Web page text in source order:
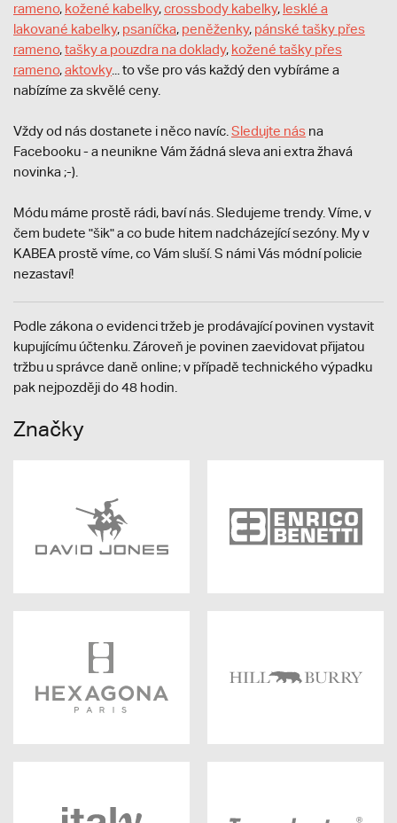
rameno, kožené kabelky,crossbody kabelky, lesklé a
lakované kabelky, psaníčka, peněženky, pánské tašky přes
rameno,tašky a pouzdra na doklady, kožené tašky přes
rameno,aktovky... to vše pro vás každý den vybíráme a
nabízíme za skvělé ceny.
Vždy od nás dostanete i něco navíc. Sledujte nás na
Facebooku - a neunikne Vám žádná sleva ani extra žhavá
novinka ;-).
Módu máme prostě rádi, baví nás. Sledujeme trendy. Víme, v
čem budete "šik" a co bude hitem nadcházející sezóny. My v
KABEA prostě víme, co Vám sluší. S námi Vás módní policie
nezastaví!
Podle zákona o evidenci tržeb je prodávající povinen vystavit
kupujícímu účtenku. Zároveň je povinen zaevidovat přijatou
tržbu u správce daně online; v případě technického výpadku
pak nejpozději do 48 hodin.
Značky